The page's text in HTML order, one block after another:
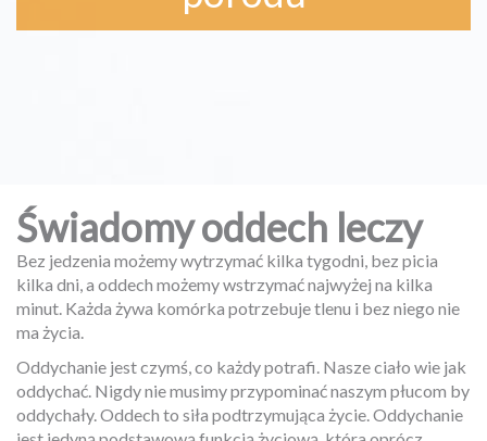
Świadomy oddech leczy
Bez jedzenia możemy wytrzymać kilka tygodni, bez picia
kilka dni, a oddech możemy wstrzymać najwyżej na kilka
minut. Każda żywa komórka potrzebuje tlenu i bez niego nie
ma życia.
Oddychanie jest czymś, co każdy potrafi. Nasze ciało wie jak
oddychać. Nigdy nie musimy przypominać naszym płucom by
oddychały. Oddech to siła podtrzymująca życie. Oddychanie